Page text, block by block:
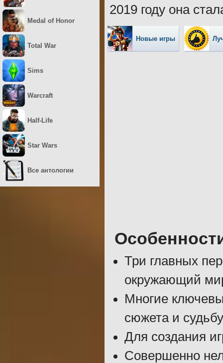
2019 году она
Новые игры
Три главных
окружающий
Многие
сюжета и
Для создания
Совершенно
Medal of Honor
Total War
Sims
Warcraft
Half-Life
Star Wars
Все антологии